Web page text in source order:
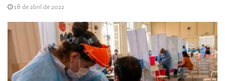
18 de abril de 2022